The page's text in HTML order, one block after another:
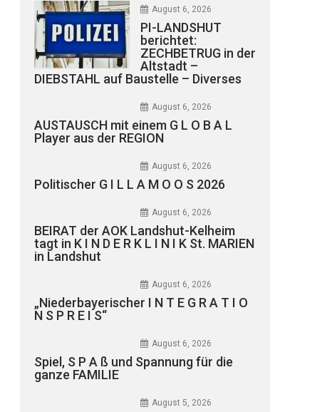
August 6, 2026
PI-LANDSHUT
berichtet:
ZECHBETRUG in der
Altstadt –
DIEBSTAHL auf Baustelle – Diverses
August 6, 2026
AUSTAUSCH mit einem G L O B A L
Player aus der REGION
August 6, 2026
Politischer G I L L A M O O S 2026
August 6, 2026
BEIRAT der AOK Landshut-Kelheim
tagt in K I N D E R K L I N I K St. MARIEN
in Landshut
August 6, 2026
„Niederbayerischer I N T E G R A T I O
N S P R E I S“
August 6, 2026
Spiel, S P A ß und Spannung für die
ganze FAMILIE
August 5, 2026